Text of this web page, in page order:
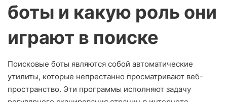
боты и какую роль они
играют в поиске
Поисковые боты являются собой автоматические
утилиты, которые непрестанно просматривают веб-
пространство. Эти программы исполняют задачу